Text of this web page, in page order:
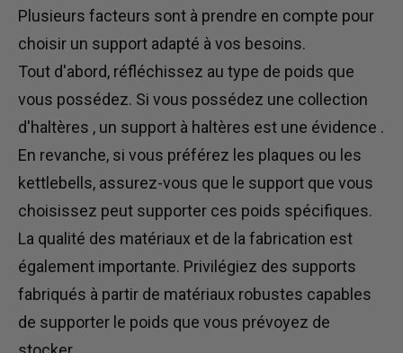
Plusieurs facteurs sont à prendre en compte pour
choisir un support adapté à vos besoins.
Tout d'abord, réfléchissez au type de poids que
vous possédez. Si vous possédez une collection
d'haltères , un support à haltères est une évidence .
En revanche, si vous préférez les plaques ou les
kettlebells, assurez-vous que le support que vous
choisissez peut supporter ces poids spécifiques.
La qualité des matériaux et de la fabrication est
également importante. Privilégiez des supports
fabriqués à partir de matériaux robustes capables
de supporter le poids que vous prévoyez de